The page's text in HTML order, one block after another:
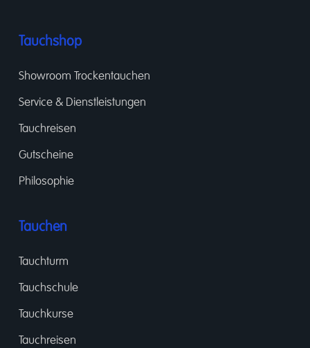
Tauchshop
Showroom Trockentauchen
Service & Dienstleistungen
Tauchreisen
Gutscheine
Philosophie
Tauchen
Tauchturm
Tauchschule
Tauchkurse
Tauchreisen